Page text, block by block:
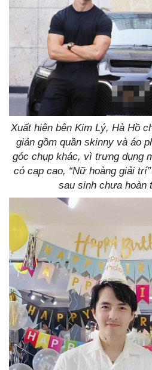
Xuất hiện bên Kim Lý, Hà Hồ
giản gồm quần skinny và áo
góc chụp khác, vì trưng dụng
có cạp cao, “Nữ hoàng giải
sau sinh chưa hoàn